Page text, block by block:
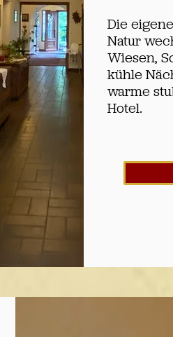
Die
Natur
Wiesen,
kühle
warme
Hotel.